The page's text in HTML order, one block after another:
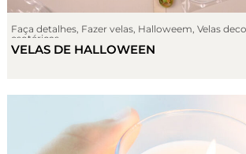
Faça detalhes, Fazer velas, Halloweem, Velas
esotéricas
VELAS DE HALLOWEEN